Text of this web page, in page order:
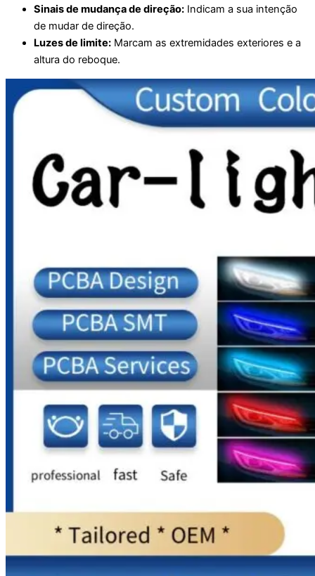
Sinais de mudança de direção: Indicam a sua intenção
de mudar de direção.
Luzes de limite: Marcam as extremidades exteriores e a
altura do reboque.